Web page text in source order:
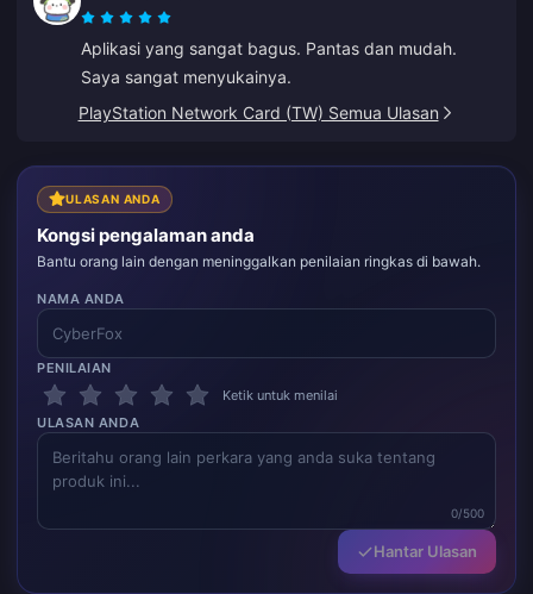
Aplikasi yang sangat bagus. Pantas dan mudah.
Saya sangat menyukainya.
PlayStation Network Card (TW) Semua Ulasan
ULASAN ANDA
Kongsi pengalaman anda
Bantu orang lain dengan meninggalkan penilaian ringkas di bawah.
NAMA ANDA
PENILAIAN
Ketik untuk menilai
ULASAN ANDA
0/500
Hantar Ulasan